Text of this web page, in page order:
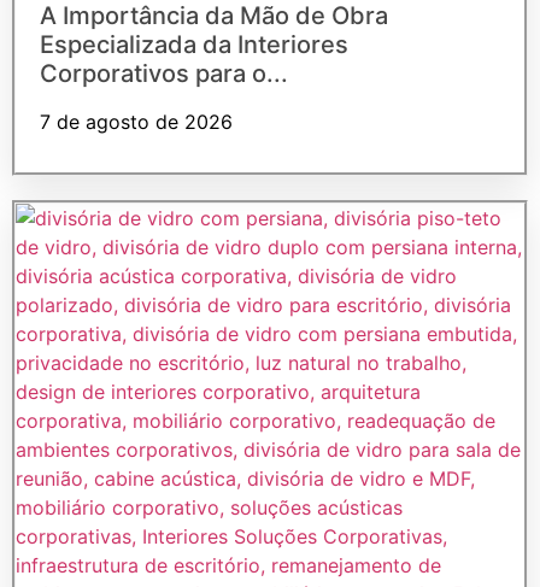
A Importância da Mão de Obra
Especializada da Interiores
Corporativos para o...
7 de agosto de 2026